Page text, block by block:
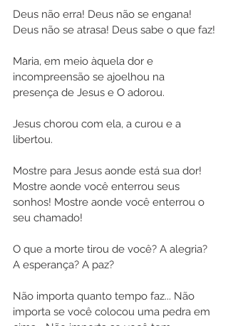
Deus não erra! Deus não se engana!
Deus não se atrasa! Deus sabe o que faz!
Maria, em meio àquela dor e
incompreensão se ajoelhou na
presença de Jesus e O adorou.
Jesus chorou com ela, a curou e a
libertou.
Mostre para Jesus aonde está sua dor!
Mostre aonde você enterrou seus
sonhos! Mostre aonde você enterrou o
seu chamado!
O que a morte tirou de você? A alegria?
A esperança? A paz?
Não importa quanto tempo faz... Não
importa se você colocou uma pedra em